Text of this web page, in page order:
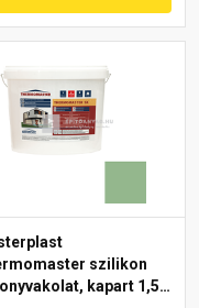
szilikon
kapart 1,5